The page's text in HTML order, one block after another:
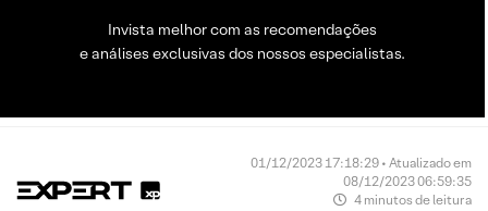
Invista melhor com as recomendações
e análises exclusivas dos nossos especialistas.
01/12/2023 17:18:29 • Atualizado em
08/12/2023 06:59:35
4 minutos de leitura